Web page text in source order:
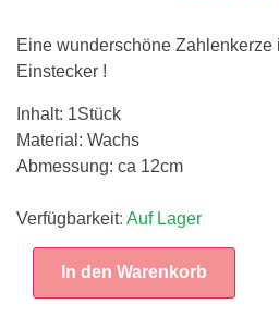
Eine wunderschöne Zahlenkerze
Einstecker !
Inhalt: 1Stück
Material: Wachs
Abmessung: ca 12cm
Verfügbarkeit: Auf Lager
In den Warenkorb